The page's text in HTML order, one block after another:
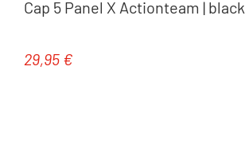
Cap 5 Panel X Actionteam | black
Regulärer Preis:
29,95 €